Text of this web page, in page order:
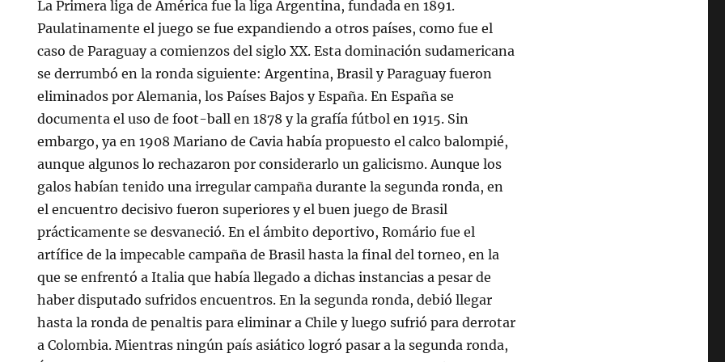
La Primera liga de América fue la liga Argentina, fundada en 1891.
Paulatinamente el juego se fue expandiendo a otros países, como fue el
caso de Paraguay a comienzos del siglo XX. Esta dominación sudamericana
se derrumbó en la ronda siguiente: Argentina, Brasil y Paraguay fueron
eliminados por Alemania, los Países Bajos y España. En España se
documenta el uso de foot-ball en 1878 y la grafía fútbol en 1915. Sin
embargo, ya en 1908 Mariano de Cavia había propuesto el calco balompié,
aunque algunos lo rechazaron por considerarlo un galicismo. Aunque los
galos habían tenido una irregular campaña durante la segunda ronda, en
el encuentro decisivo fueron superiores y el buen juego de Brasil
prácticamente se desvaneció. En el ámbito deportivo, Romário fue el
artífice de la impecable campaña de Brasil hasta la final del torneo, en la
que se enfrentó a Italia que había llegado a dichas instancias a pesar de
haber disputado sufridos encuentros. En la segunda ronda, debió llegar
hasta la ronda de penaltis para eliminar a Chile y luego sufrió para derrotar
a Colombia. Mientras ningún país asiático logró pasar a la segunda ronda,